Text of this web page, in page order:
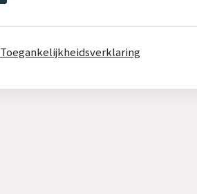
Toegankelijkheidsverklaring